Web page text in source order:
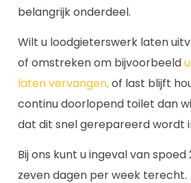
belangrijk onderdeel.
Wilt u loodgieterswerk laten
of omstreken om bijvoorbeeld
laten vervangen,of last blijft
continu doorlopend toilet dan
dat dit snel gerepareerd wordt
Bij ons kunt u ingeval van
zeven dagen per week terecht.